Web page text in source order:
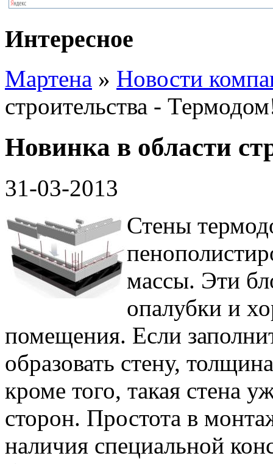
Интересное
Мартена » Новости
строительства -
Новинка в области
31-03-2013
Стены
массы. Эти
опалубки и
помещения. Если
образовать стену,
кроме того, такая стена
сторон. Простота в
наличия специальной